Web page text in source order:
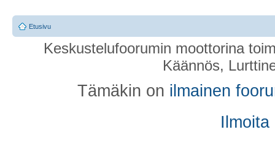
Etusivu
Keskustelufoorumin moottorina
Käännös,
Tämäkin on ilmainen